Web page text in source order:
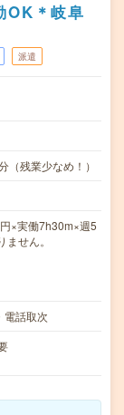
OK＊岐阜
派遣
残業少なめ！）
×実働7h30m×週5
せん。
電話取次